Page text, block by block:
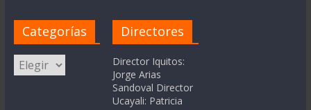
Categorías
Categorías
Directores
Director Iquitos:
Jorge Arias
Sandoval Director
Ucayali: Patricia